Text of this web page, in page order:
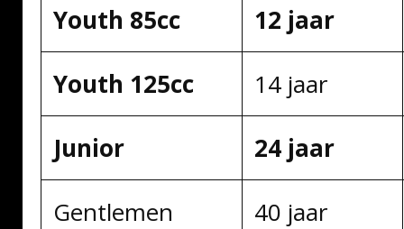
Youth 85cc
12 jaar
Youth 125cc
14 jaar
Junior
24 jaar
Gentlemen
40 jaar